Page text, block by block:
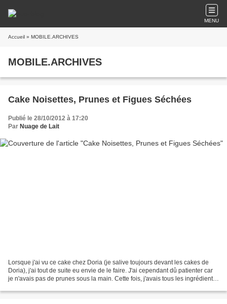
MENU
Accueil » MOBILE.ARCHIVES
MOBILE.ARCHIVES
Cake Noisettes, Prunes et Figues Séchées
Publié le 28/10/2012 à 17:20
Par Nuage de Lait
Lorsque j'ai vu ce cake chez Doria (je salive toujours devant les cakes de
Doria), j'ai tout de suite eu envie de le faire. J'ai cependant dû patienter car
je n'avais pas de prunes sous la main. Cette fois, j'avais tous les ingrédients